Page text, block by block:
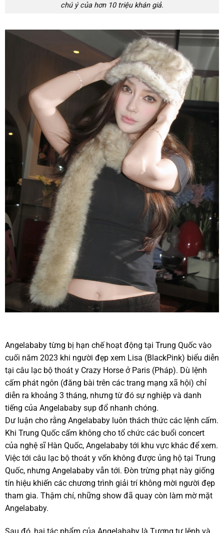
chú ý của hơn 10 triệu khán giả.
Angelababy từng bị hạn chế hoạt động tại Trung Quốc vào
cuối năm 2023 khi người đẹp xem Lisa (BlackPink) biểu diễn
tại câu lạc bộ thoát y Crazy Horse ở Paris (Pháp). Dù lệnh
cấm phát ngôn (đăng bài trên các trang mạng xã hội) chỉ
diễn ra khoảng 3 tháng, nhưng từ đó sự nghiệp và danh
tiếng của Angelababy sụp đổ nhanh chóng.
Dư luận cho rằng Angelababy luôn thách thức các lệnh cấm.
Khi Trung Quốc cấm không cho tổ chức các buổi concert
của nghệ sĩ Hàn Quốc, Angelababy tới khu vực khác để xem.
Việc tới câu lạc bộ thoát y vốn không được ủng hộ tại Trung
Quốc, nhưng Angelababy vẫn tới. Đòn trừng phạt này giống
tín hiệu khiến các chương trình giải trí không mời người đẹp
tham gia. Thậm chí, những show đã quay còn làm mờ mặt
Angelababy.